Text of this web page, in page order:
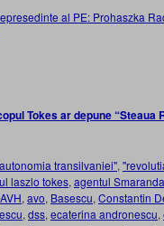
al PE: Prohaszka
Tokes ar depune “Steaua
transilvaniei",
laszlo tokes, agentul
AVH, avo, Basescu, Constantin
, dss, ecaterina andronescu,